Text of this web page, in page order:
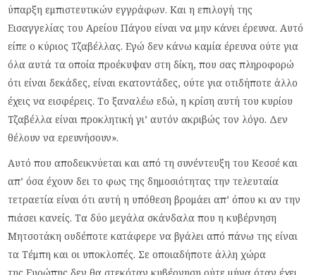
ύπαρξη εμπιστευτικών εγγράφων. Και η επιλογή της
Εισαγγελίας του Αρείου Πάγου είναι να μην κάνει έρευνα. Αυτό
είπε ο κύριος Τζαβέλλας. Εγώ δεν κάνω καμία έρευνα ούτε για
όλα αυτά τα οποία προέκυψαν στη δίκη, που σας πληροφορώ
ότι είναι δεκάδες, είναι εκατοντάδες, ούτε για οτιδήποτε άλλο
έχεις να εισφέρεις. Το ξαναλέω εδώ, η κρίση αυτή του κυρίου
Τζαβέλλα είναι προκλητική γι’ αυτόν ακριβώς τον λόγο. Δεν
θέλουν να ερευνήσουν».
Αυτό που αποδεικνύεται και από τη συνέντευξη του Κεσσέ και
απ’ όσα έχουν δει το φως της δημοσιότητας την τελευταία
τετραετία είναι ότι αυτή η υπόθεση βρομάει απ’ όπου κι αν την
πιάσει κανείς. Τα δύο μεγάλα σκάνδαλα που η κυβέρνηση
Μητσοτάκη ουδέποτε κατάφερε να βγάλει από πάνω της είναι
τα Τέμπη και οι υποκλοπές. Σε οποιαδήποτε άλλη χώρα